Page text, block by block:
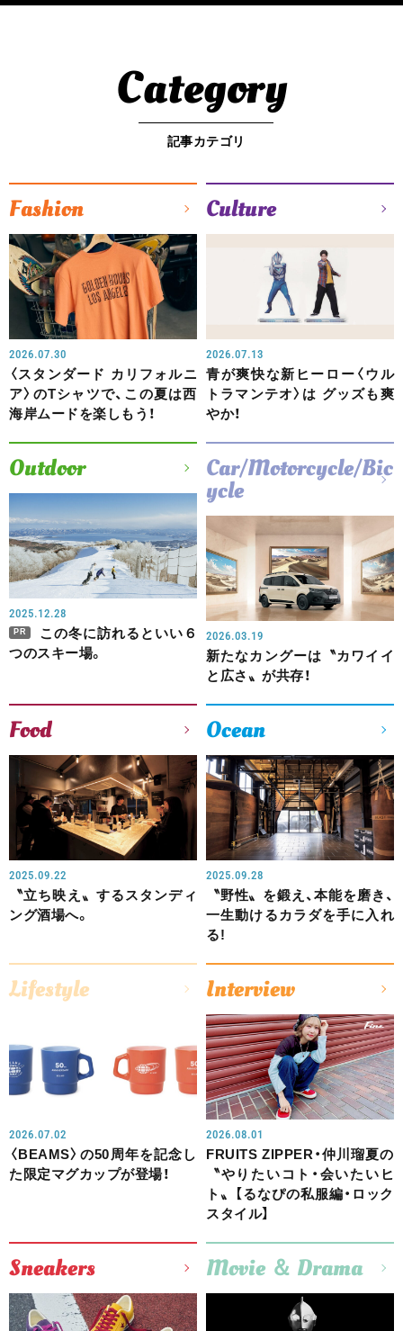
Category
記事カテゴリ
Fashion
2026.07.30
〈スタンダード カリフォルニ
ア〉のTシャツで、この夏は西
海岸ムードを楽しもう！
Culture
2026.07.13
青が爽快な新ヒーロー〈ウル
トラマンテオ〉は グッズも爽
やか！
Outdoor
2025.12.28
PR
この冬に訪れるといい６
つのスキー場。
Car/Motorcycle/Bic
ycle
2026.03.19
新たなカングーは〝カワイイ
と広さ〟が共存！
Food
2025.09.22
〝立ち映え〟するスタンディ
ング酒場へ。
Ocean
2025.09.28
〝野性〟を鍛え、本能を磨き、
一生動けるカラダを手に入れ
る!
Lifestyle
2026.07.02
〈BEAMS〉の50周年を記念し
た限定マグカップが登場！
Interview
2026.08.01
FRUITS ZIPPER・仲川瑠夏の
〝やりたいコト・会いたいヒ
ト〟【るなぴの私服編・ロック
スタイル】
Sneakers Movie ＆ Drama